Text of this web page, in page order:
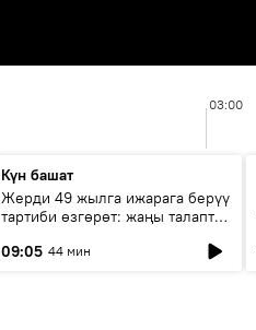
03:00
Күн башат
Жерди 49 жылга ижарага берүү
тартиби өзгөрөт: жаңы талаптар
09:05 44 мин